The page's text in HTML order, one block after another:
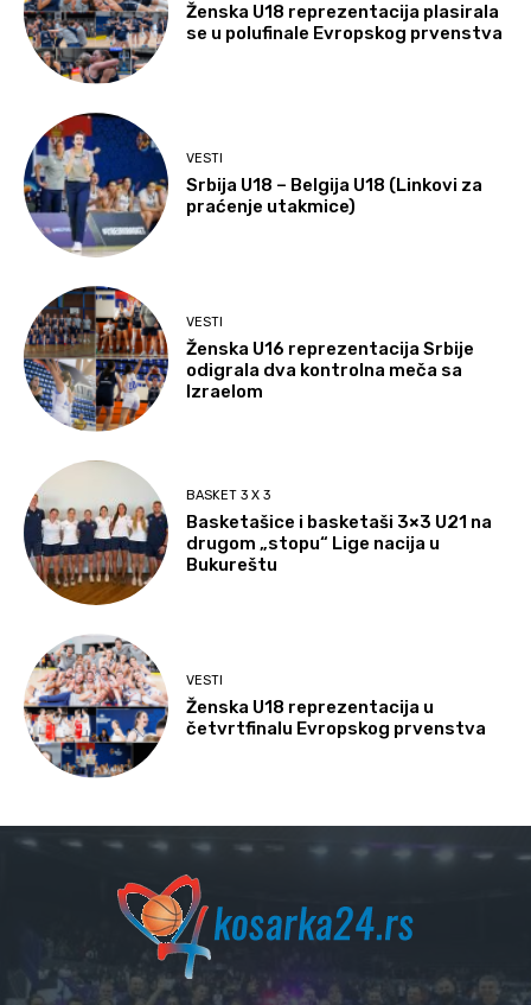
Ženska U18 reprezentacija plasirala
se u polufinale Evropskog prvenstva
VESTI
Srbija U18 – Belgija U18 (Linkovi za
praćenje utakmice)
VESTI
Ženska U16 reprezentacija Srbije
odigrala dva kontrolna meča sa
Izraelom
BASKET 3 X 3
Basketašice i basketaši 3×3 U21 na
drugom „stopu“ Lige nacija u
Bukureštu
VESTI
Ženska U18 reprezentacija u
četvrtfinalu Evropskog prvenstva